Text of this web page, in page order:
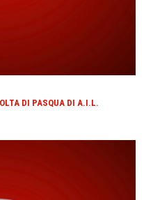
DI PASQUA DI A.I.L.